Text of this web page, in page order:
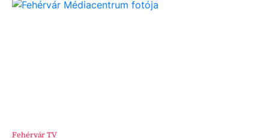
Fehérvár TV